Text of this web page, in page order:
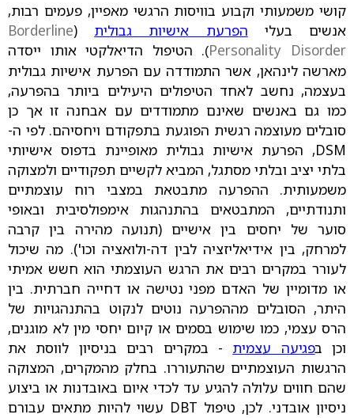
קושי משמעותי וקבוע בוויסות הרגשי מאפיין, פעמים רבות,
אנשים בעלי הפרעת אישיות גבולית (
Borderline
Personality Disorder
). הטיפול הדיאלקטי אותו ייסדה
מארשה לינהאן, אשר התמודדה עם הפרעת אישיות גבולית
בעצמה, נחשב לאחד הטיפולים היעילים ביותר בהפרעה,
כמו גם באנשים שאינם מתמודדים עם אבחנה זו אך כן
סובלים מעוצמה רגשית הפוגעת בתפקודם ויחסיהם. לפי ה-
DSM, הפרעת אישיות גבולית מאופיינת בדפוס אישיותי
בלתי יציב ובלתי מסתגל, המביא לקשיים תפקודיים ולמצוקה
משמעותית. ההפרעה מתבטאת במצבי רוח עוצמתיים
ותנודתיים, המתבטאים בהתנהגות אימפולסיבית ובאופי
סוער של יחסים בין אישיים (תנועה מהירה בין קרבה
למרחק, בין אידיאליזציה לבין דה-ולואציה וכו'). מה שיכול
לעורר במקרים רבים את הרגש העוצמתי הוא חשש אמיתי
או מדומיין של האדם מפני נטישה או דחייה חברתית. בין
היתר, הסובלים מההפרעה נוטים לנקוט בהתנהגויות של
הרס עצמי, כמו שימוש בסמים או קיום יחסי מין לא מוגנים,
וכן בפגיעה עצמית - במקרים רבים בניסיון לווסת את
הרגשות העוצמתיים שהתעוררו. בחלק מהמקרים, המצוקה
שהם חווים עלולה להגיע עד לכדי איום באובדנות או ביצוע
ניסיון אובדני. לכן, טיפול DBT עשוי להיות מתאים עבורם